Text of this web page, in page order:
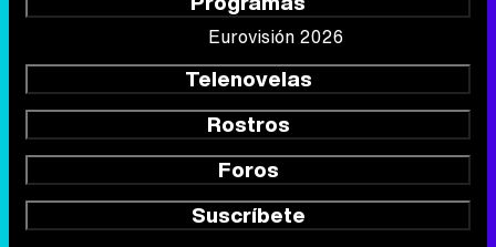
Eurovisión 2026
Telenovelas
Rostros
Foros
Suscríbete